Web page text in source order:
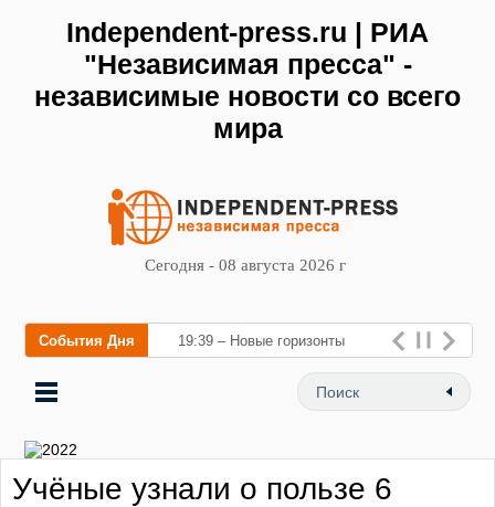
Independent-press.ru | РИА
"Независимая пресса" -
независимые новости со всего
мира
Сегодня - 08 августа 2026 г
События Дня 19:39 – Новые горизонты
флебологии: в Москве
открылся «Городской центр
Учёные узнали о пользе 6